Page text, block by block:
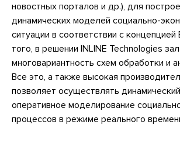
новостных порталов и др.), для
динамических моделей социально-
ситуации в соответствии с
того, в решении INLINE Technologies
многовариантность схем обработки и
Все это, а также высокая
позволяет осуществлять
оперативное моделирование
процессов в режиме реального